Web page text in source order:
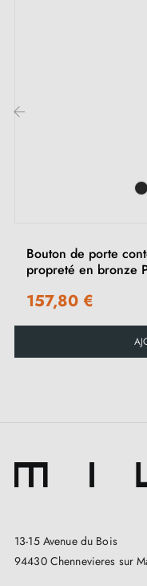
envoyer des
commande pour
Bouton de porte
propreté en bronze
157,80 €
13-15 Avenue du Bois
94430 Chennevieres sur